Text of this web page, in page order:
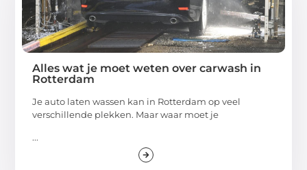
Alles wat je moet weten over carwash in
Rotterdam
Je auto laten wassen kan in Rotterdam op veel
verschillende plekken. Maar waar moet je
...